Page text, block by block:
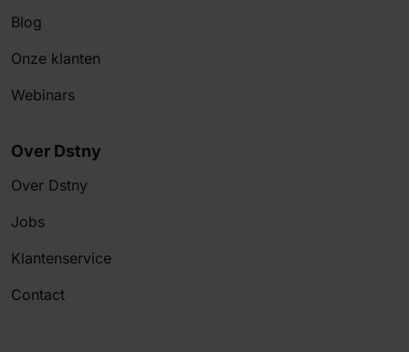
Blog
Onze klanten
Webinars
Over Dstny
Over Dstny
Jobs
Klantenservice
Contact